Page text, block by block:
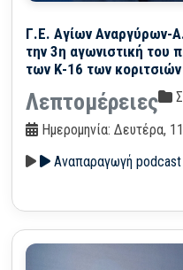
Γ.Ε. Αγίων Αναργύρων-
την 3η αγωνιστική του
των Κ-16 των
Λεπτομέρειες
Ημερομηνία: Δευτέρα,
Αναπαραγωγή podcast